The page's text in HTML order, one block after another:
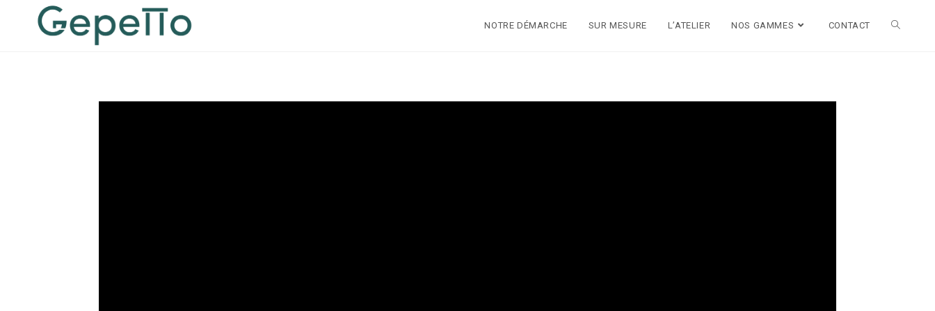
NOTRE DÉMARCHE SUR MESURE L’ATELIER NOS GAMMES CONTACT